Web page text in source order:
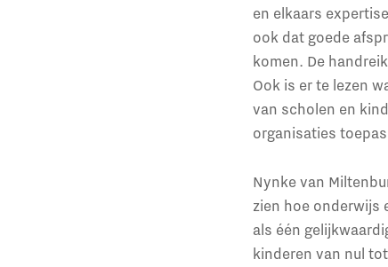
en elkaars
ook dat goede
komen. De
Ook is er te lezen
van scholen en
organisaties
Nynke van
zien hoe onderwijs
als één
kinderen van nul